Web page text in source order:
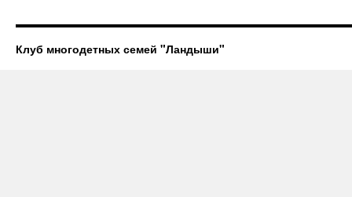
Клуб многодетных семей "Ландыши"